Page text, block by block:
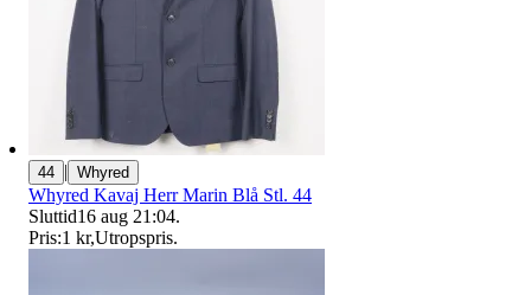
44 | Whyred
Whyred Kavaj Herr Marin Blå Stl. 44
Sluttid16 aug 21:04.
Pris:1 kr,Utropspris.